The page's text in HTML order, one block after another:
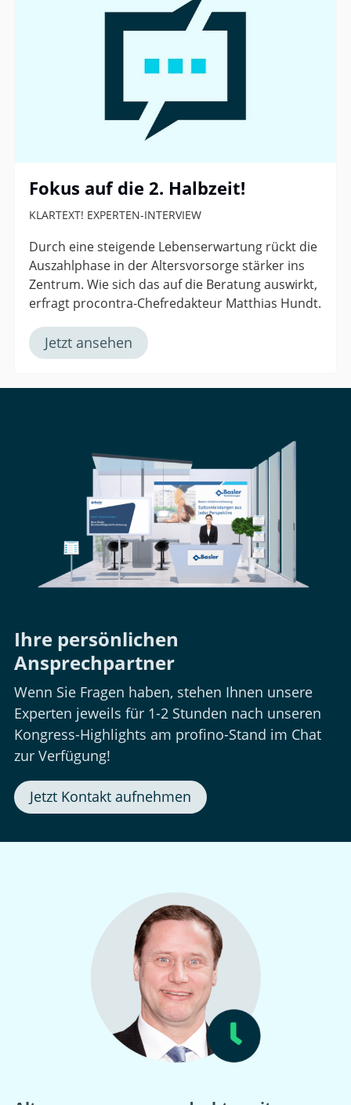
Fokus auf die 2. Halbzeit!
KLARTEXT! EXPERTEN-INTERVIEW
Durch eine steigende Lebenserwartung rückt die
Auszahlphase in der Altersvorsorge stärker ins
Zentrum. Wie sich das auf die Beratung auswirkt,
erfragt procontra-Chefredakteur Matthias Hundt.
Jetzt ansehen
Ihre persönlichen
Ansprechpartner
Wenn Sie Fragen haben, stehen Ihnen unsere
Experten jeweils für 1-2 Stunden nach unseren
Kongress-Highlights am profino-Stand im Chat
zur Verfügung!
Jetzt Kontakt aufnehmen